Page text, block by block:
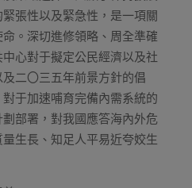
張性以及緊急性，是一項關
。深切進修領略、周全準確
心對于擬定公民經濟以及社
二〇三五年前景方針的倡
于加速哺育完備內需系統的
部署，對我國應答海內外危
生長、知足人平易近夸姣生